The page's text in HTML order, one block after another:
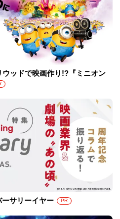
ウッドで映画作り!?『ミニオン
サリーイヤー PR